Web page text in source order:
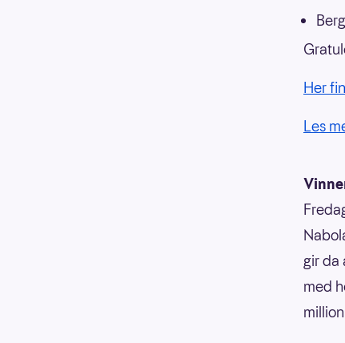
Her
Les
gir da
med